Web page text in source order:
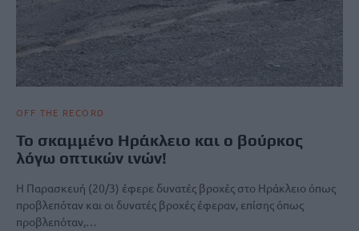
OFF THE RECORD
Το σκαμμένο Ηράκλειο και ο βούρκος
λόγω οπτικών ινών!
Η Παρασκευή (20/3) έφερε δυνατές βροχές στο Ηράκλειο όπως
προβλεπόταν και οι δυνατές βροχές έφεραν, επίσης όπως
προβλεπόταν,…